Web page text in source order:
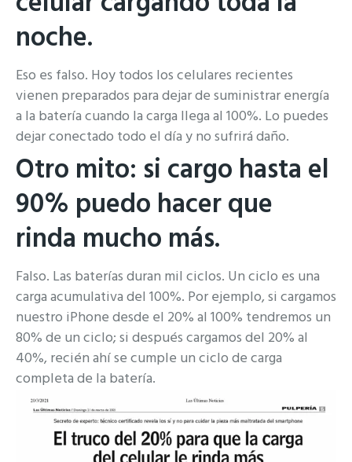
noche.
Eso es falso. Hoy todos los celulares recientes
vienen preparados para dejar de suministrar energía
a la batería cuando la carga llega al 100%. Lo puedes
dejar conectado todo el día y no sufrirá daño.
Otro mito: si cargo hasta el
90% puedo hacer que
rinda mucho más.
Falso. Las baterías duran mil ciclos. Un ciclo es una
carga acumulativa del 100%. Por ejemplo, si cargamos
nuestro iPhone desde el 20% al 100% tendremos un
80% de un ciclo; si después cargamos del 20% al
40%, recién ahí se cumple un ciclo de carga
completa de la batería.